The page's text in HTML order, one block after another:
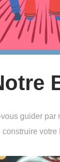
vous guider
construire votre